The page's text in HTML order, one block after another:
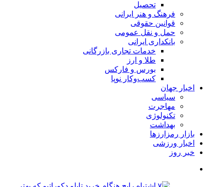
تحصیل
فرهنگ و هنر ایرانی
قوانین حقوقی
حمل و نقل عمومی
بانکداری ایرانی
خدمات تجاری بازرگانی
طلا و ارز
بورس و فارکس
کسب‌وکار نوپا
اخبار جهان
سیاسی
مهاجرت
تکنولوژی
بهداشت
بازار رمزارزها
اخبار ورزشی
خبر روز